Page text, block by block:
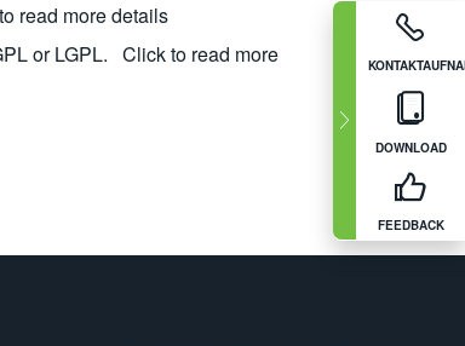
DOWNLOAD
FEEDBACK
read more details
or LGPL. Click to read more